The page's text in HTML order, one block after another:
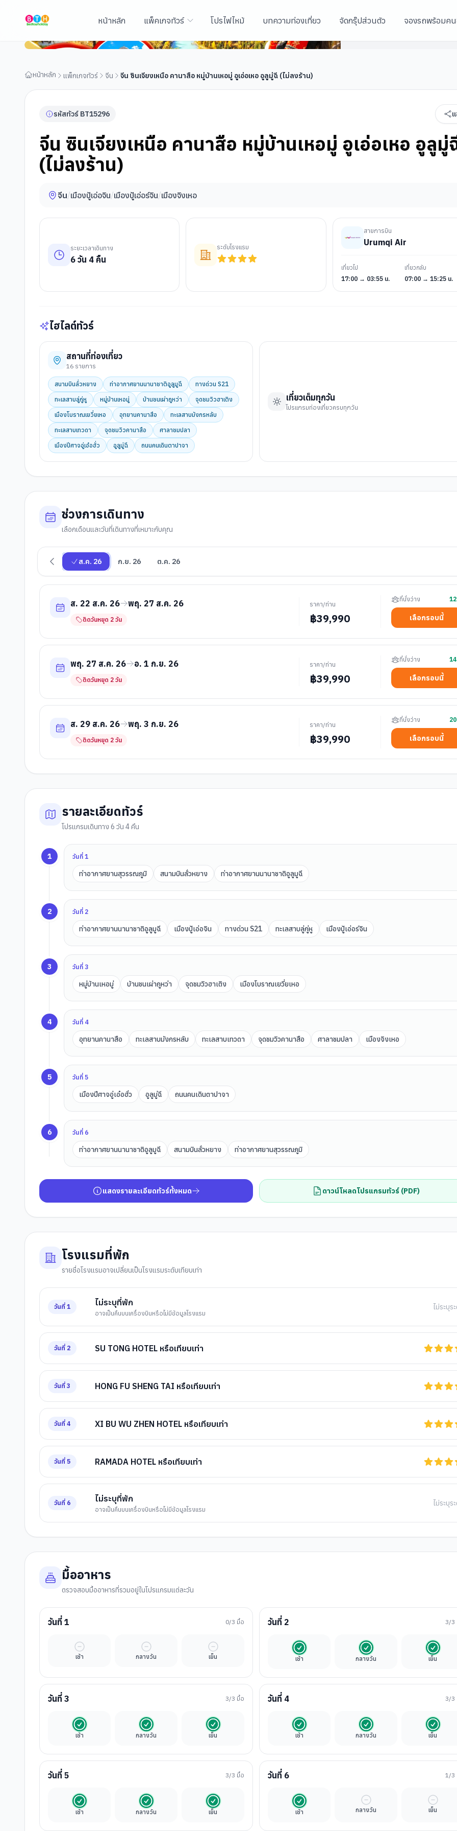
หน้าหลัก แพ็คเกจทัวร์ โปรไฟไหม้ บทความท่องเที่ยว จัดกรุ๊ปส่วนตัว
จองรถพร้อมค
หน้าหลัก แพ็กเกจทัวร์ จีน จีน ซินเจียงเหนือ คานาสือ หมู่บ้านเหอมู่ อูเอ่อเหอ อูลูมู่ฉี (ไม่ลงร้าน)
รหัสทัวร์ BT15296
จีน ซินเจียงเหนือ คานาสือ หมู่บ้านเหอมู่ อูเอ่อเหอ อูลูมู่
(ไม่ลงร้าน)
จีน/เมืองปู้เอ่อจิน/เมืองปู้เอ่อร์จิน/เมืองจิงเหอ
ระยะเวลาเดินทาง
6 วัน 4 คืน
ระดับโรงแรม
สายการบิน
Urumqi Air
เที่ยวไป
17:00 → 03:55 น.
เที่ยวกลับ
07:00 → 15:25 น.
ไฮไลต์ทัวร์
สถานที่ท่องเที่ยว
16 รายการ
สนามบินลั่วหยาง ท่าอากาศยานนานาชาติอูลูมูฉี
ทางด่วน S21
ทะเลสาบลู่กู่หู
หมู่บ้านเหอมู่ บ้านชนเผ่าถูหว่า
จุดชมวิวฮาเติง
เมืองโบราณเยวี่ยเหอ
อุทยานคานาสือ
ทะเลสาบมังกรหลับ
ทะเลสาบเทวดา
จุดชมวิวคานาสือ
ศาลาชมปลา
เมืองปีศาจอู่เอ๋อฮั่ว
อูลูมู่ฉี ถนนคนเดินตาปาจา
เที่ยวเต็มทุกวัน
โปรแกรมท่องเที่ยวครบทุกวัน
ช่วงการเดินทาง
เลือกเดือนและวันที่เดินทางที่เหมาะกับคุณ
ส.ค. 26 ก.ย. 26 ต.ค. 26
ส. 22 ส.ค. 26 พฤ. 27 ส.ค. 26
ติดวันหยุด 2 วัน
ราคา/ท่าน
฿39,990
ที่นั่งว่าง 12
เลือกรอบนี้
พฤ. 27 ส.ค. 26 อ. 1 ก.ย. 26
ติดวันหยุด 2 วัน
ราคา/ท่าน
฿39,990
ที่นั่งว่าง 14
เลือกรอบนี้
ส. 29 ส.ค. 26 พฤ. 3 ก.ย. 26
ติดวันหยุด 2 วัน
ราคา/ท่าน
฿39,990
ที่นั่งว่าง 20
เลือกรอบนี้
รายละเอียดทัวร์
โปรแกรมเดินทาง 6 วัน 4 คืน
1 วันที่1
ท่าอากาศยานสุวรรณภูมิ สนามบินลั่วหยาง ท่าอากาศยานนานาชาติอูลูมูฉี
2 วันที่ 2
ท่าอากาศยานนานาชาติอูลูมูฉี เมืองปู้เอ่อจิน ทางด่วน S21 ทะเลสาบลู่กู่หู เมืองปู้เอ่อร์จิน
3 วันที่3
หมู่บ้านเหอมู่ บ้านชนเผ่าถูหว่า จุดชมวิวฮาเติง เมืองโบราณเยวี่ยเหอ
4 วันที่ 4
อุทยานคานาสือ ทะเลสาบมังกรหลับ ทะเลสาบเทวดา จุดชมวิวคานาสือ ศาลาชมปลา เมืองจิงเหอ
5 วันที่5
เมืองปีศาจอู่เอ๋อฮั่ว อูลูมู่ฉี ถนนคนเดินตาปาจา
6 วันที่ 6
ท่าอากาศยานนานาชาติอูลูมูฉี สนามบินลั่วหยาง ท่าอากาศยานสุวรรณภูมิ
แสดงรายละเอียดทัวร์ทั้งหมด ดาวน์โหลดโปรแกรมทัวร์ (PDF)
โรงแรมที่พัก
รายชื่อโรงแรมอาจเปลี่ยนเป็นโรงแรมระดับเทียบเท่า
วันที่ 1 ไม่ระบุที่พัก
อาจเป็นคืนบนเครื่องบินหรือไม่มีข้อมูลโรงแรม
ไม่ระบุร
วันที่ 2 SU TONG HOTEL หรือเทียบเท่า
วันที่ 3 HONG FU SHENG TAI หรือเทียบเท่า
วันที่ 4 XI BU WU ZHEN HOTEL หรือเทียบเท่า
วันที่ 5 RAMADA HOTEL หรือเทียบเท่า
วันที่ 6 ไม่ระบุที่พัก
อาจเป็นคืนบนเครื่องบินหรือไม่มีข้อมูลโรงแรม
ไม่ระบุร
มื้ออาหาร
ตรวจสอบมื้ออาหารที่รวมอยู่ในโปรแกรมแต่ละวัน
วันที่ 1 0/3 มื้อ
เช้า
มื้ออิสระ
กลางวัน
มื้ออิสระ
เย็น
มื้ออิสระ
วันที่ 2 3/3
เช้า
รวมในค่าทัวร์
กลางวัน
รวมในค่าทัวร์
เย็น
รวมใน
วันที่ 3 3/3 มื้อ
เช้า
รวมในค่าทัวร์
กลางวัน
รวมในค่าทัวร์
เย็น
รวมในค่าทัวร์
วันที่ 4 3/3
เช้า
รวมในค่าทัวร์
กลางวัน
รวมในค่าทัวร์
เย็น
รวมใน
วันที่ 5 3/3 มื้อ
เช้า
รวมในค่าทัวร์
กลางวัน
รวมในค่าทัวร์
เย็น
รวมในค่าทัวร์
วันที่ 6 1/3
เช้า
รวมในค่าทัวร์
กลางวัน
มื้ออิสระ
เย็น
มื้ออิสร